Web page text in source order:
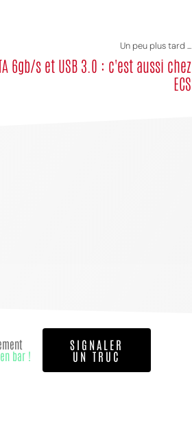
Un peu plus tard ...
6gb/s et USB 3.0 : c'est aussi chez
ECS
bar !
SIGNALER
UN TRUC